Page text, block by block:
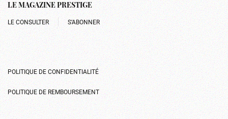
LE MAGAZINE PRESTIGE
LE CONSULTER S’ABONNER
POLITIQUE DE CONFIDENTIALITÉ
POLITIQUE DE REMBOURSEMENT